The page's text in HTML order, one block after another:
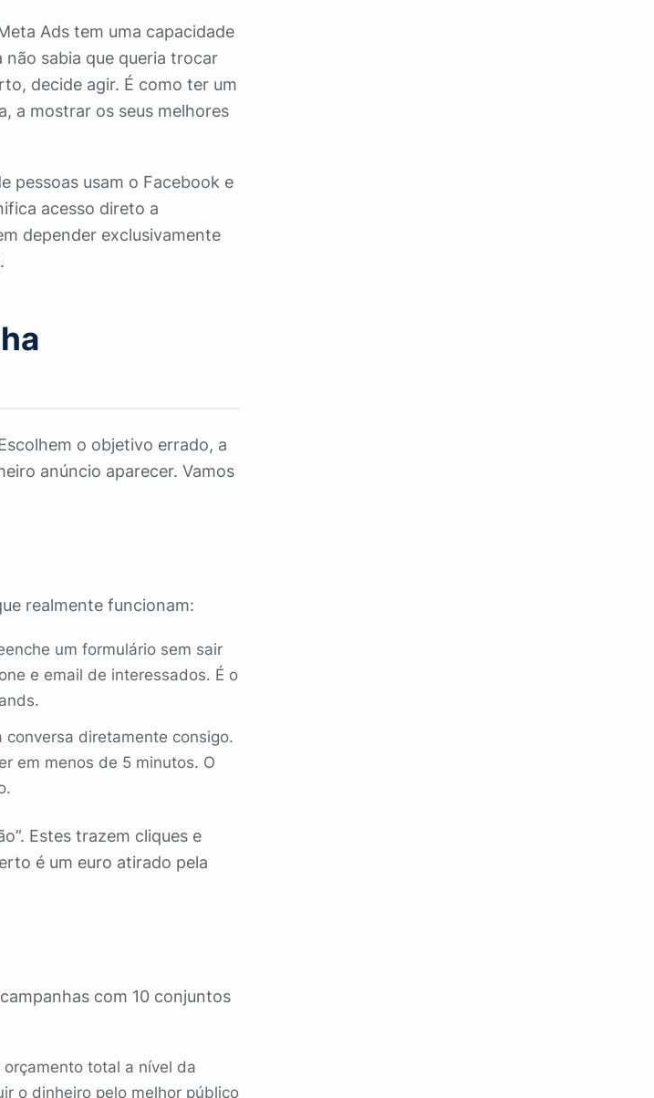
Ads tem uma capacidade
não sabia que queria trocar
decide agir. É como ter um
a mostrar os seus melhores
pessoas usam o Facebook e
acesso direto a
depender exclusivamente
.
o objetivo errado, a
anúncio aparecer. Vamos
realmente funcionam:
um formulário sem sair
e email de interessados. É o
conversa diretamente consigo.
em menos de 5 minutos. O
Estes trazem cliques e
é um euro atirado pela
com 10 conjuntos
orçamento total a nível da
o dinheiro pelo melhor público